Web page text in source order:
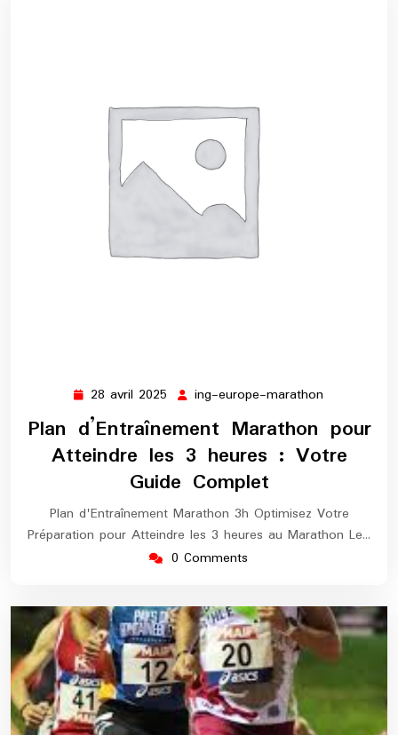
28 avril 2025 28
2025
ing-europe-marathon
marathon
Plan d’Entraînement Marathon pour
Atteindre les 3 heures : Votre
Guide Complet
Plan d'Entraînement Marathon 3h Optimisez Votre
Préparation pour Atteindre les 3 heures au Marathon Le…
0 Comments